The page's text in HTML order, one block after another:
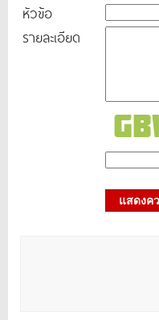
หัวข้อ
รายละเอียด
แสดงค